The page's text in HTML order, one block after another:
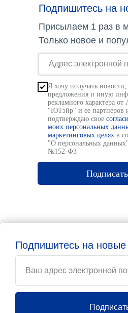
Подпишитесь на
Присылаем 1 раз в
Только новое и
Я хочу получать
предложения и иную
рекламного характера
"ЮТэйр" и ее партнеров
подтверждаю свое
моих персональных
маркетинговых целях в
"О персональных
№152-ФЗ
Подпишитесь на новые
Ваш адрес электронной
ПАО